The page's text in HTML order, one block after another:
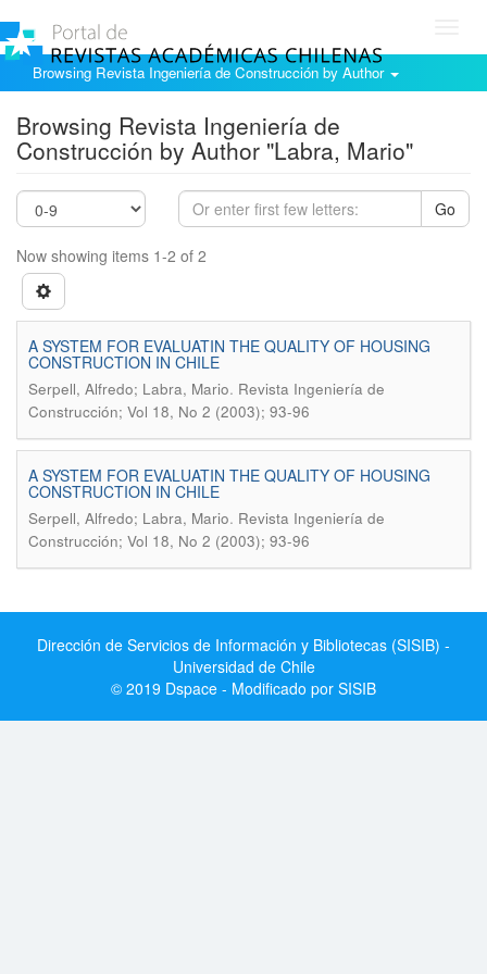
Browsing Revista Ingeniería de Construcción by Author
Browsing Revista Ingeniería de
Construcción by Author "Labra, Mario"
Go
Now showing items 1-2 of 2
A SYSTEM FOR EVALUATIN THE QUALITY OF HOUSING
CONSTRUCTION IN CHILE
Serpell, Alfredo; Labra, Mario. Revista Ingeniería de
Construcción; Vol 18, No 2 (2003); 93-96
A SYSTEM FOR EVALUATIN THE QUALITY OF HOUSING
CONSTRUCTION IN CHILE
Serpell, Alfredo; Labra, Mario. Revista Ingeniería de
Construcción; Vol 18, No 2 (2003); 93-96
Dirección de Servicios de Información y Bibliotecas (SISIB) -
Universidad de Chile
© 2019 Dspace - Modificado por SISIB